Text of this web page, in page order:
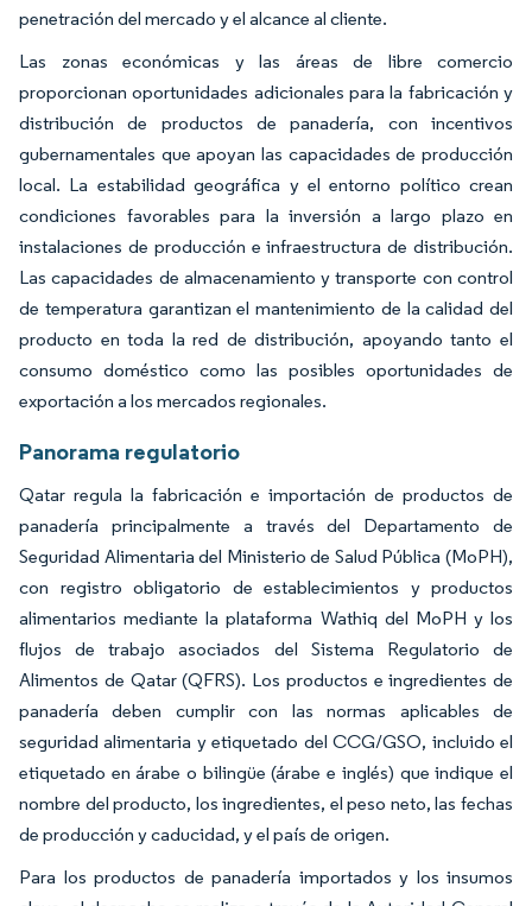
penetración del mercado y el alcance al cliente.
Las zonas económicas y las áreas de libre comercio
proporcionan oportunidades adicionales para la fabricación y
distribución de productos de panadería, con incentivos
gubernamentales que apoyan las capacidades de producción
local. La estabilidad geográfica y el entorno político crean
condiciones favorables para la inversión a largo plazo en
instalaciones de producción e infraestructura de distribución.
Las capacidades de almacenamiento y transporte con control
de temperatura garantizan el mantenimiento de la calidad del
producto en toda la red de distribución, apoyando tanto el
consumo doméstico como las posibles oportunidades de
exportación a los mercados regionales.
Panorama regulatorio
Qatar regula la fabricación e importación de productos de
panadería principalmente a través del Departamento de
Seguridad Alimentaria del Ministerio de Salud Pública (MoPH),
con registro obligatorio de establecimientos y productos
alimentarios mediante la plataforma Wathiq del MoPH y los
flujos de trabajo asociados del Sistema Regulatorio de
Alimentos de Qatar (QFRS). Los productos e ingredientes de
panadería deben cumplir con las normas aplicables de
seguridad alimentaria y etiquetado del CCG/GSO, incluido el
etiquetado en árabe o bilingüe (árabe e inglés) que indique el
nombre del producto, los ingredientes, el peso neto, las fechas
de producción y caducidad, y el país de origen.
Para los productos de panadería importados y los insumos